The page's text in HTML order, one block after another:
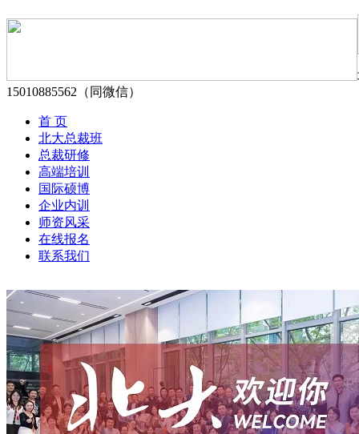
15010885562（同微信）
首 页
北大总裁班
总裁研修
高端培训
国际硕博
企业内训
师资风采
在线报名
联系我们